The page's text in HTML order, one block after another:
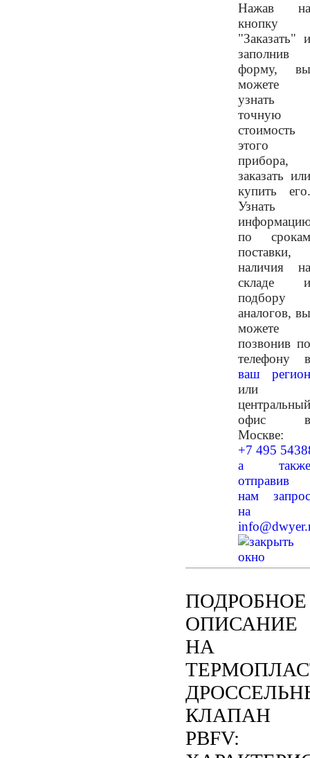
Нажав на
кнопку
"Заказать" и
заполнив
форму, вы
можете
узнать
точную
стоимость
этого
прибора,
заказать или
купить его.
Узнать
по срокам
поставки,
наличия на
складе и
подбору
аналогов, вы
можете
позвонив по
телефону в
ваш регион
или
центральный
офис в
Москве:
+7 495
а также
отправив
нам запрос
на
ПОДРОБНОЕ
ОПИСАНИЕ
НА
КЛАПАН
PBFV: